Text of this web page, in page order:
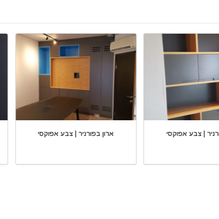
ארון בפורניר | צבע אפוקסי ארון בפורניר | צבע אפוקסי